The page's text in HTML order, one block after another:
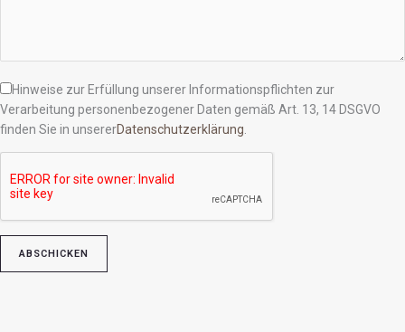
Hinweise zur Erfüllung unserer Informationspflichten zur
Verarbeitung personenbezogener Daten gemäß Art. 13, 14 DSGVO
finden Sie in unsererDatenschutzerklärung
Bitte lasse dieses Feld leer.